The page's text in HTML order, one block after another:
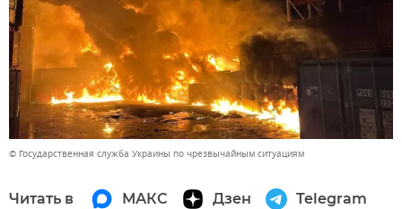
© Государственная служба Украины по чрезвычайным ситуациям
Читать в МАКС Дзен Telegram